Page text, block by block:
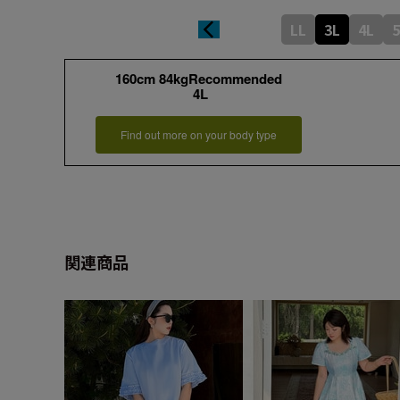
LL 3L 4L
160cm 84kgRecommended
4L
Find out more on your body type
関連商品